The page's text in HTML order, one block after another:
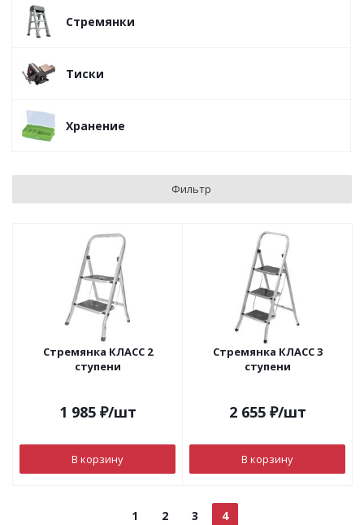
Стремянки
Тиски
Хранение
Фильтр
Стремянка КЛАСС 2
ступени
1 985₽/шт
В корзину
Стремянка КЛАСС 3
ступени
2 655₽/шт
В корзину
1 2 3 4